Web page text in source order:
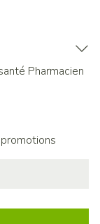
Pharmacien